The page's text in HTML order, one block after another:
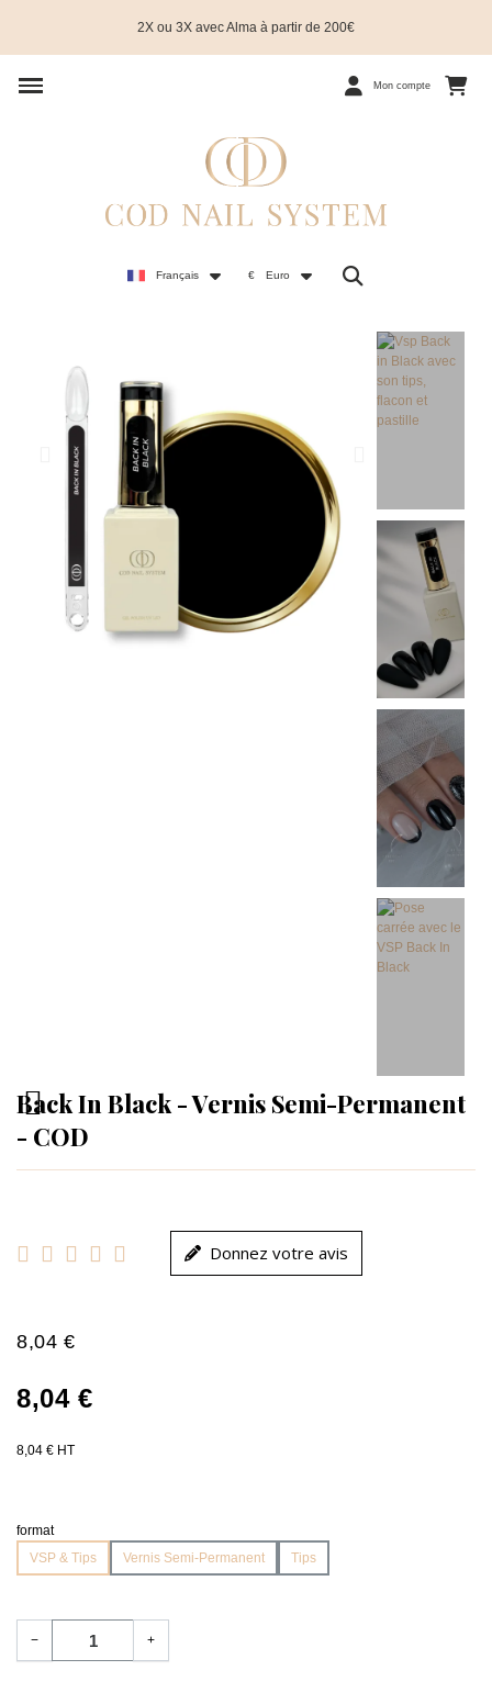
2X ou 3X avec Alma à partir de 200€
Mon compte
Français € Euro
Back In Black - Vernis Semi-Permanent
- COD
     Donnez votre avis
8,04 €
8,04 €
8,04 € HT
format
VSP & Tips
Vernis Semi-Permanent Tips
− +